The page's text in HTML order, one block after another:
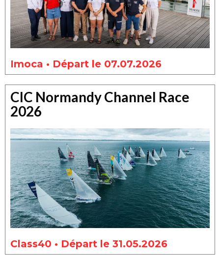
Imoca • Départ le 07.07.2026
CIC Normandy Channel Race
2026
Class40 • Départ le 31.05.2026